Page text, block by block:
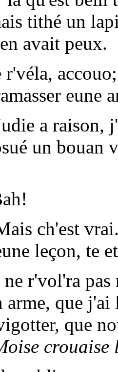
tithé un
avait peux.
accouo;
eune
a raison,
un
ch'est vrai.
leçon, te
pas
arme, que
que